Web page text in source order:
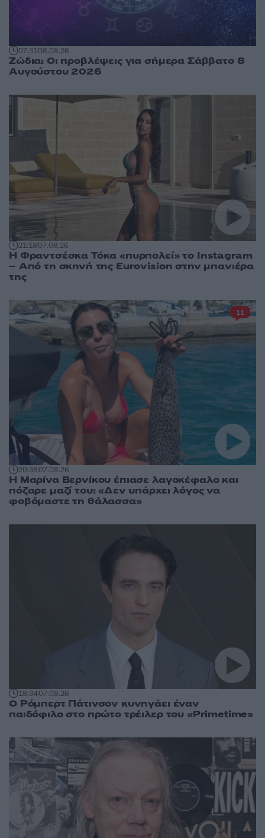
07:3108.08.26
Ζώδια: Οι προβλέψεις για σήμερα Σάββατο 8
Αυγούστου 2026
21:1807.08.26
Η Φραντσέσκα Τόκα «πυρπολεί» το Instagram
– Από τη σκηνή της Eurovision στην μπανιέρα
της
20:3807.08.26
Η Μαρίνα Βερνίκου έπιασε λαγοκέφαλο και
πόζαρε μαζί του: «Δεν υπάρχει λόγος να
φοβόμαστε τη θάλασσα»
11
18:3407.08.26
Ο Ρόμπερτ Πάτινσον κυνηγάει έναν
παιδόφιλο στο πρώτο τρέιλερ του «Primetime»